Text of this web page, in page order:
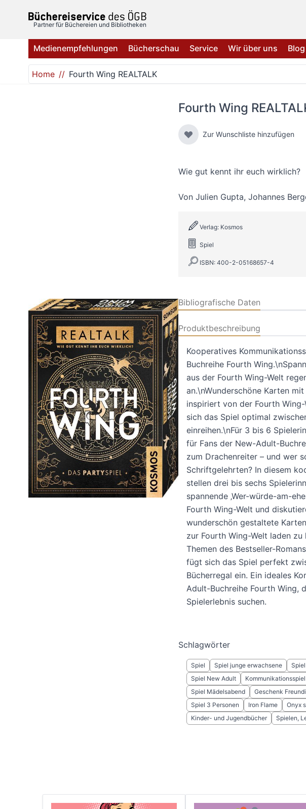
Partner für Büchereien und Bibliotheken
Medienempfehlungen Bücherschau Service Wir über uns Blog
Home Fourth Wing REALTALK
Fourth Wing
Zur Wunschliste hinzufügen
Wie gut kennt ihr euch wirklich?
Von Julien Gupta, Johannes
Verlag: Kosmos
Spiel
ISBN: 400-2-05168657-4
Bibliografische Daten
Produktbeschreibung
Kooperatives
Buchreihe Fourth
aus der Fourth Wing-Welt
an.\nWunderschöne Karten
inspiriert von der Fourth
sich das Spiel optimal
einreihen.\nFür 3 bis 6
für Fans der New-Adult-
zum Drachenreiter – und wer
Schriftgelehrten? In diesem
stellen drei bis sechs
spannende ‚Wer-würde-am-
Fourth Wing-Welt und
wunderschön gestaltete
zur Fourth Wing-Welt laden
Themen des Bestseller-
fügt sich das Spiel perfekt
Bücherregal ein. Ein ideales
Adult-Buchreihe Fourth Wing,
Spielerlebnis suchen.
Schlagwörter
Spiel Spiel junge erwachsene
Spiel New Adult
Kommunikationsspiel
Spiel Mädelsabend
Geschenk
Spiel 3 Personen
Iron Flame Onyx
Kinder- und Jugendbücher
Spielen,